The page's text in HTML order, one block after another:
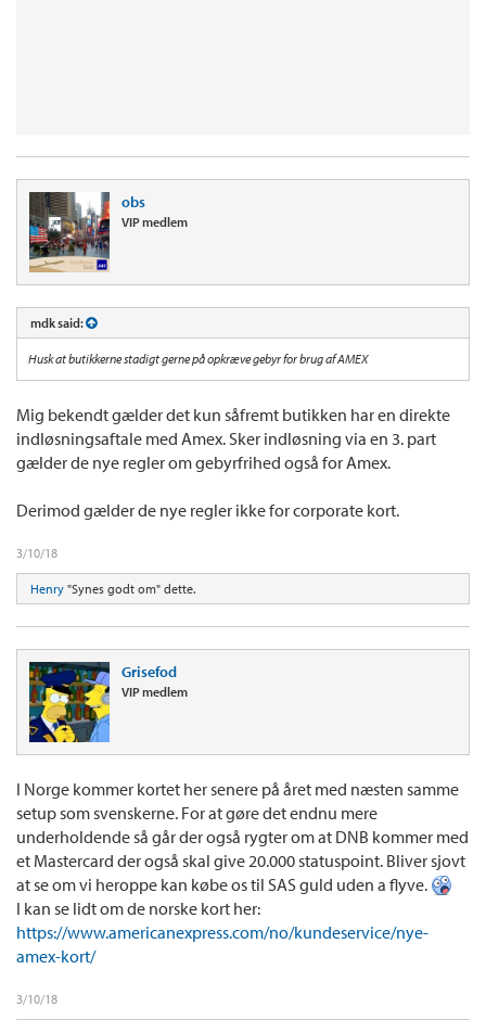
obs
VIP medlem
mdk said:
Husk at butikkerne stadigt gerne på opkræve gebyr for brug af AMEX
Mig bekendt gælder det kun såfremt butikken har en direkte
indløsningsaftale med Amex. Sker indløsning via en 3. part
gælder de nye regler om gebyrfrihed også for Amex.
Derimod gælder de nye regler ikke for corporate kort.
3/10/18
Henry "Synes godt om" dette.
Grisefod
VIP medlem
I Norge kommer kortet her senere på året med næsten samme
setup som svenskerne. For at gøre det endnu mere
underholdende så går der også rygter om at DNB kommer med
et Mastercard der også skal give 20.000 statuspoint. Bliver sjovt
at se om vi heroppe kan købe os til SAS guld uden a flyve.
I kan se lidt om de norske kort her:
https://www.americanexpress.com/no/kundeservice/nye-
amex-kort/
3/10/18